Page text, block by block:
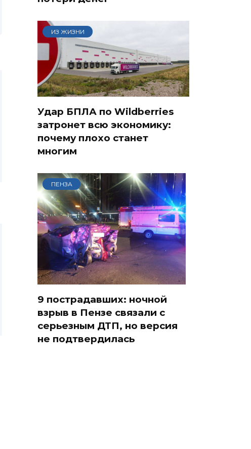
ИЗ ЖИЗНИ
Удар БПЛА по Wildberries
затронет всю экономику:
почему плохо станет
многим
ПЕНЗА
9 пострадавших: ночной
взрыв в Пензе связали с
серьезным ДТП, но версия
не подтвердилась